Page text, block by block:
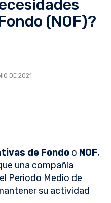
(NOF)?
DE 2021
de Fondo o NOF,
una compañía
Periodo Medio de
su actividad